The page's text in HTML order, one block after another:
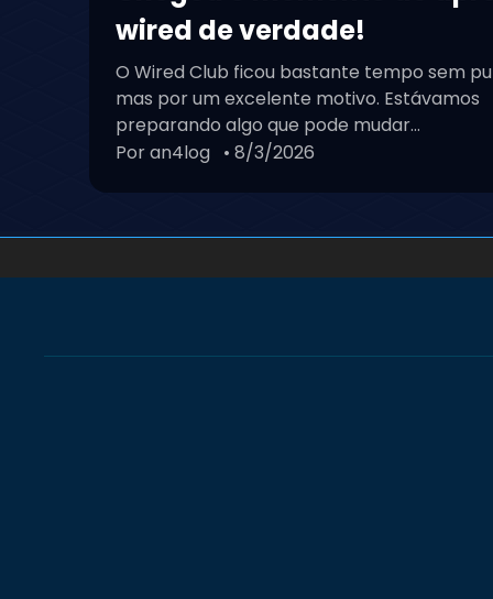
wired de verdade!
O Wired Club ficou bastante tempo sem
mas por um excelente motivo. Estávamos
preparando algo que pode mudar...
Por an4log • 8/3/2026